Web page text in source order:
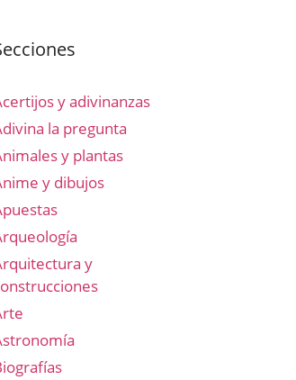
y adivinanzas
la pregunta
y plantas
y dibujos
y